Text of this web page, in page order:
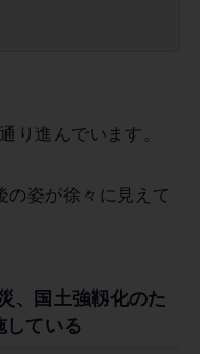
り進んでいます。
の姿が徐々に見えて
、国土強靱化のた
ている